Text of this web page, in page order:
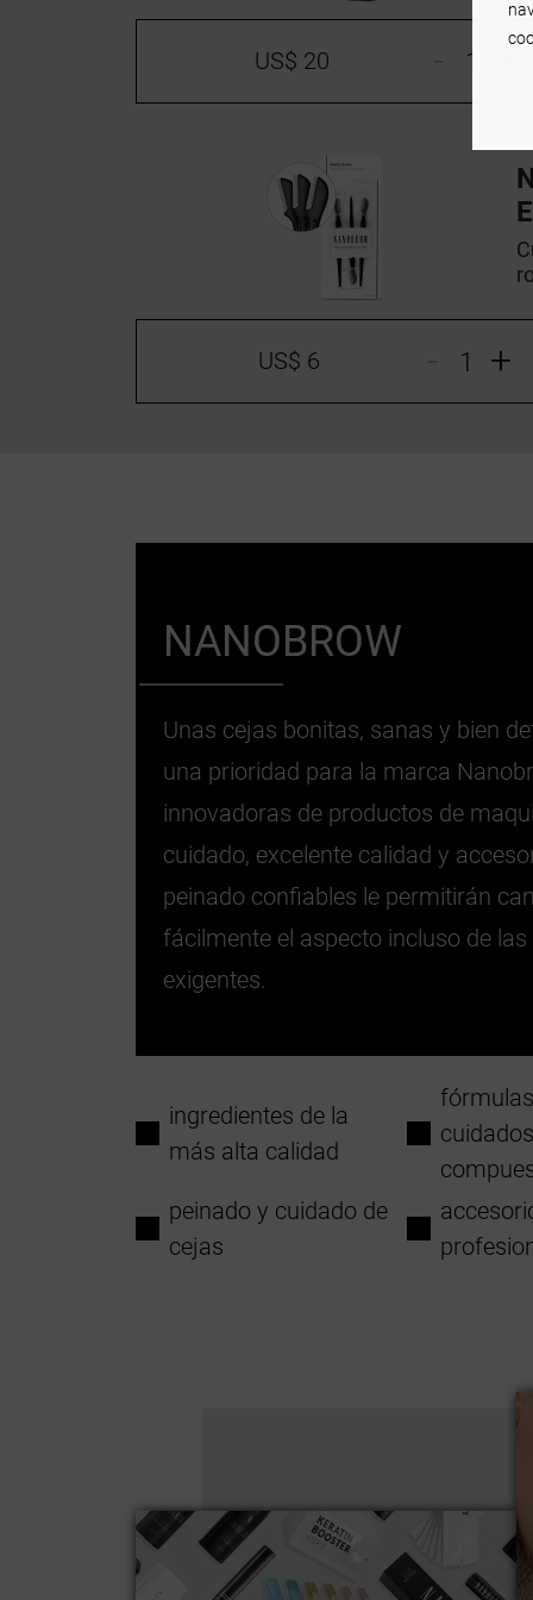
US$ 20
US$ 6 +
NANOBROW
Unas cejas bonitas, sanas y bien
una prioridad para la marca
innovadoras de productos de
cuidado, excelente calidad y
peinado confiables le permitirán
fácilmente el aspecto incluso de
exigentes.
ingredientes de la
más alta calidad
fórmulas
peinado y cuidado de
cejas